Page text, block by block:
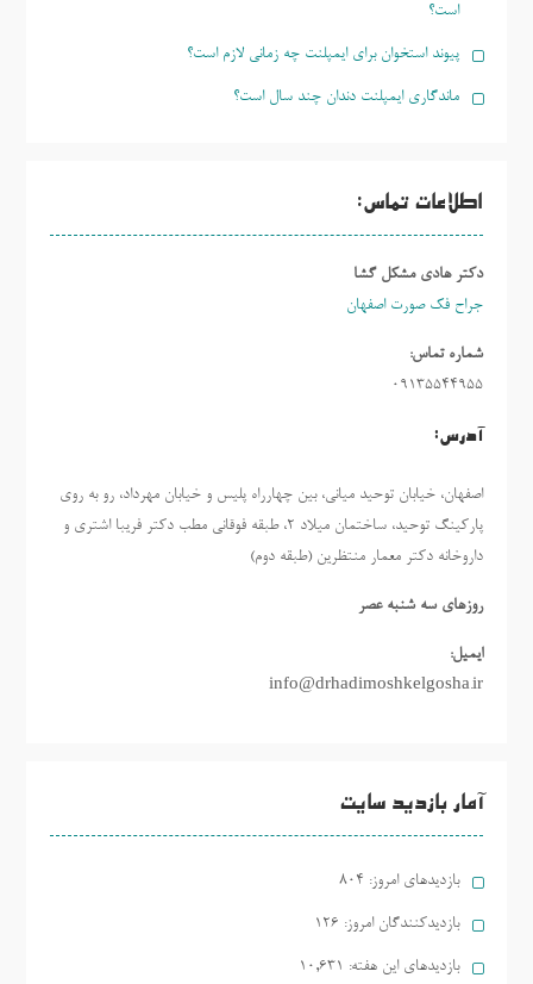
است؟
پیوند استخوان برای ایمپلنت چه زمانی لازم است؟
ماندگاری ایمپلنت دندان چند سال است؟
اطلاعات تماس:
دکتر هادی مشکل گشا
جراح فک صورت اصفهان
شماره تماس:
09135544955
آدرس:
اصفهان، خیابان توحید میانی، بین چهارراه پلیس و خیابان مهرداد، رو به روی
پارکینگ توحید، ساختمان میلاد ٢، طبقه فوقانی مطب دکتر فریبا اشتری و
داروخانه دکتر معمار منتظرین (طبقه دوم)
روزهاي سه شنبه عصر
ایمیل:
info@drhadimoshkelgosha.ir
آمار بازدید سایت
بازدیدهای امروز: 804
بازدیدکنندگان امروز: 126
بازدیدهای این هفته: 10,631